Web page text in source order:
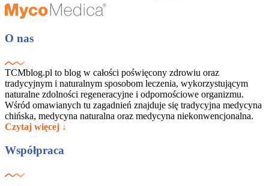
O nas
TCMblog.pl to blog w całości poświęcony zdrowiu oraz
tradycyjnym i naturalnym sposobom leczenia, wykorzystującym
naturalne zdolności regeneracyjne i odpornościowe organizmu.
Wśród omawianych tu zagadnień znajduje się tradycyjna medycyna
chińska, medycyna naturalna oraz medycyna niekonwencjonalna.
Czytaj więcej ↓
Współpraca